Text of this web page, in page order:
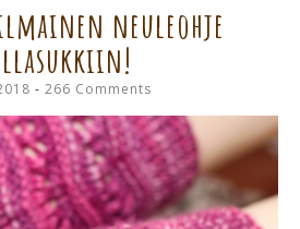
neuleohje
266 Comments